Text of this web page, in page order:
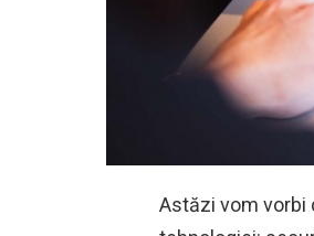
Astăzi vom vorbi